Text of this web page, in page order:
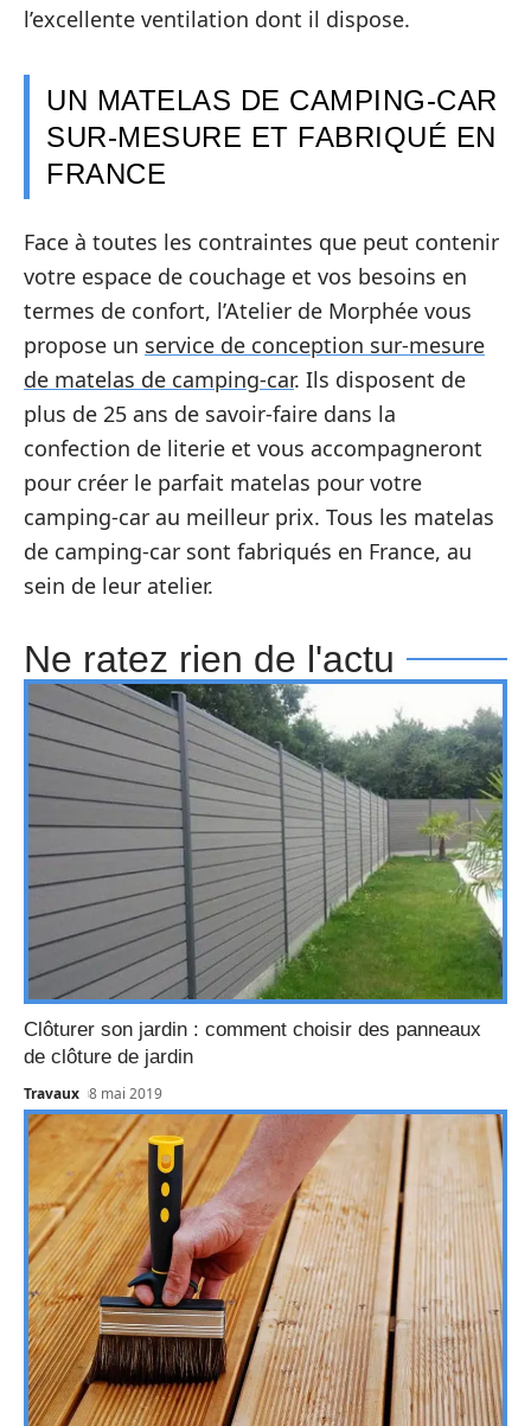
l’excellente ventilation dont il dispose.
UN MATELAS DE CAMPING-CAR
SUR-MESURE ET FABRIQUÉ EN
FRANCE
Face à toutes les contraintes que peut contenir
votre espace de couchage et vos besoins en
termes de confort, l’Atelier de Morphée vous
propose un service de conception sur-mesure
de matelas de camping-car. Ils disposent de
plus de 25 ans de savoir-faire dans la
confection de literie et vous accompagneront
pour créer le parfait matelas pour votre
camping-car au meilleur prix. Tous les matelas
de camping-car sont fabriqués en France, au
sein de leur atelier.
Ne ratez rien de l'actu
Clôturer son jardin : comment choisir des panneaux
de clôture de jardin
Travaux 8 mai 2019